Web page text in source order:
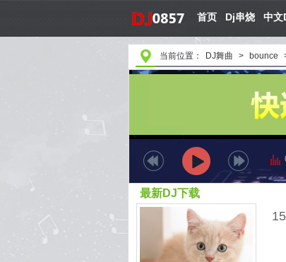
首页 Dj串烧 中文
当前位置： DJ舞曲 > bounce
最新DJ下载